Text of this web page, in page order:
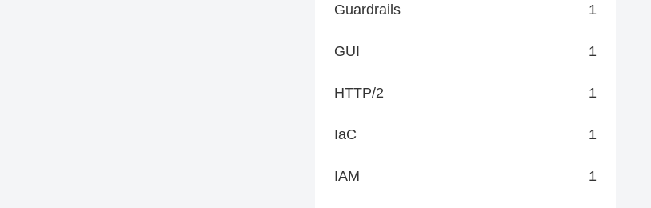
Guardrails 1
GUI 1
HTTP/2 1
IaC 1
IAM 1